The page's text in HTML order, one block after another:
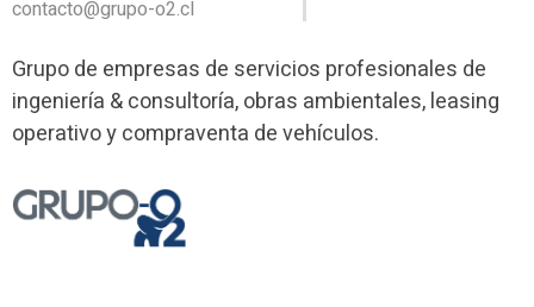
contacto@grupo-o2.cl
Grupo de empresas de servicios profesionales de
ingeniería & consultoría, obras ambientales, leasing
operativo y compraventa de vehículos.